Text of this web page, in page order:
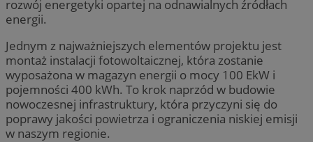
rozwój energetyki opartej na odnawialnych źródłach
energii.
Jednym z najważniejszych elementów projektu jest
montaż instalacji fotowoltaicznej, która zostanie
wyposażona w magazyn energii o mocy 100 EkW i
pojemności 400 kWh. To krok naprzód w budowie
nowoczesnej infrastruktury, która przyczyni się do
poprawy jakości powietrza i ograniczenia niskiej emisji
w naszym regionie.